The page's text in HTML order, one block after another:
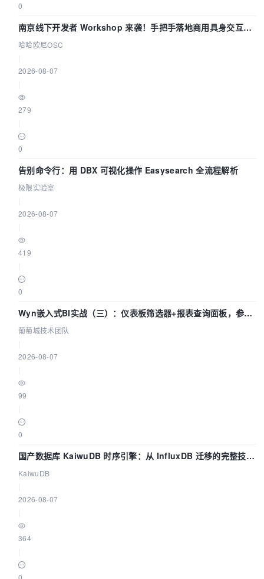
0
南京线下开发者 Workshop 来袭！手把手落地商用具身交互智
能 Agent 应用
哈哈欧尼OSC
2026-08-07
279
0
告别命令行：用 DBX 可视化操作 Easysearch 全流程解析
极限实验室
2026-08-07
419
0
Wyn嵌入式BI实战（三）：仪表板筛选器+报表查询面板，参数
联动全闭环
葡萄城技术团队
2026-08-07
99
0
国产数据库 KaiwuDB 时序引擎：从 InfluxDB 迁移的完整技术
路径
KaiwuDB
2026-08-07
364